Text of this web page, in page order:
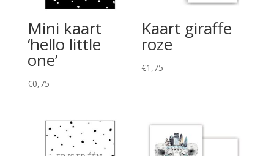
Mini kaart
‘hello little
one’
€0,75
Kaart giraffe
roze
€1,75